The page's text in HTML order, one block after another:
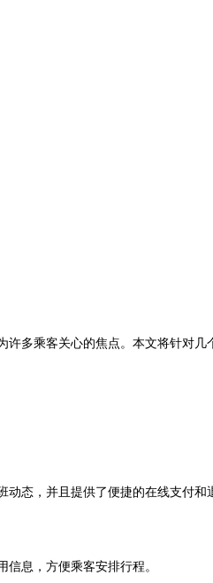
许多乘客关心的焦点。本文将针对
态，并且提供了便捷的在线支付和
息，方便乘客安排行程。